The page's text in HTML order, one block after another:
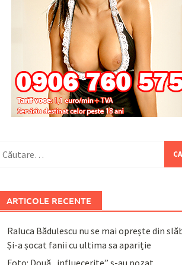
ARTICOLE RECENTE
Raluca Bădulescu nu se mai oprește din
Și-a șocat fanii cu ultima sa apariție